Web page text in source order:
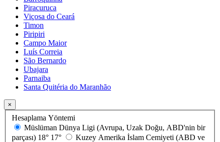
Piracuruca
Viçosa do Ceará
Timon
Piripiri
Campo Maior
Luís Correia
São Bernardo
Ubajara
Parnaiba
Santa Quitéria do Maranhão
×
Hesaplama Yöntemi
Müslüman Dünya Ligi (Avrupa, Uzak Doğu, ABD'nin bir
parçası) 18° 17°
Kuzey Amerika İslam Cemiyeti (ABD ve